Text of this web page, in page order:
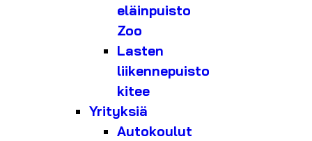
eläinpuisto
Zoo
Lasten
liikennepuisto
kitee
Yrityksiä
Autokoulut